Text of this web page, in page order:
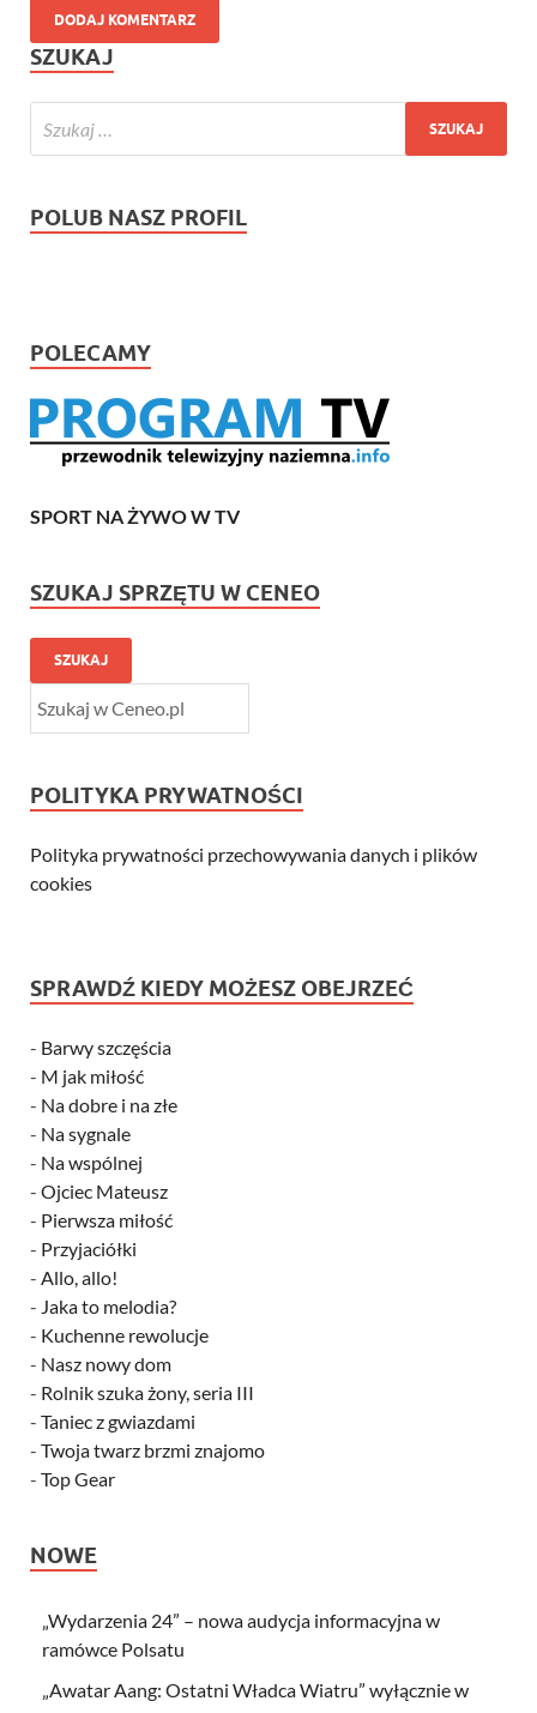
SZUKAJ
POLUB NASZ PROFIL
POLECAMY
SPORT NA ŻYWO W TV
SZUKAJ SPRZĘTU W CENEO
SZUKAJ
POLITYKA PRYWATNOŚCI
Polityka prywatności przechowywania danych i plików
cookies
SPRAWDŹ KIEDY MOŻESZ OBEJRZEĆ
- Barwy szczęścia
- M jak miłość
- Na dobre i na złe
- Na sygnale
- Na wspólnej
- Ojciec Mateusz
- Pierwsza miłość
- Przyjaciółki
- Allo, allo!
- Jaka to melodia?
- Kuchenne rewolucje
- Nasz nowy dom
- Rolnik szuka żony, seria III
- Taniec z gwiazdami
- Twoja twarz brzmi znajomo
- Top Gear
NOWE
„Wydarzenia 24” – nowa audycja informacyjna w
ramówce Polsatu
„Awatar Aang: Ostatni Władca Wiatru” wyłącznie w